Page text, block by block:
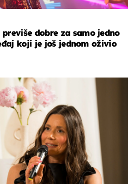
previše dobre za samo jedno
koji je još jednom oživio